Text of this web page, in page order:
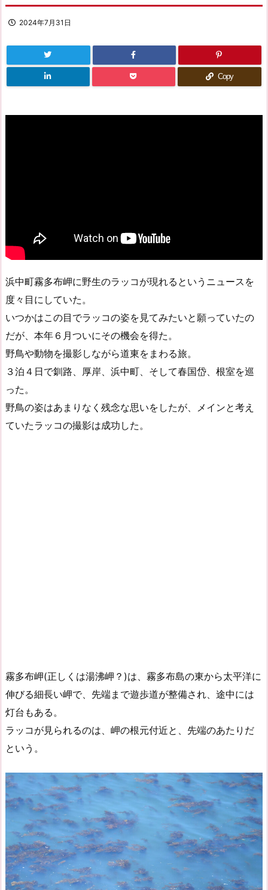
2024年7月31日
Copy
浜中町霧多布岬に野生のラッコが現れるというニュースを
度々目にしていた。
いつかはこの目でラッコの姿を見てみたいと願っていたの
だが、本年６月ついにその機会を得た。
野鳥や動物を撮影しながら道東をまわる旅。
３泊４日で釧路、厚岸、浜中町、そして春国岱、根室を巡
った。
野鳥の姿はあまりなく残念な思いをしたが、メインと考え
ていたラッコの撮影は成功した。
霧多布岬(正しくは湯沸岬？)は、霧多布島の東から太平洋に
伸びる細長い岬で、先端まで遊歩道が整備され、途中には
灯台もある。
ラッコが見られるのは、岬の根元付近と、先端のあたりだ
という。